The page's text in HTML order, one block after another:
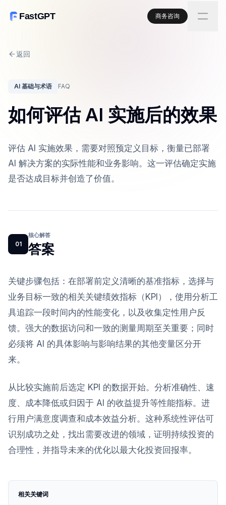
FastGPT 商务咨询
返回
AI 基础与术语 FAQ
如何评估 AI 实施后的效果
评估 AI 实施效果，需要对照预定义目标，衡量已部署
AI 解决方案的实际性能和业务影响。这一评估确定实施
是否达成目标并创造了价值。
01
核心解答
答案
关键步骤包括：在部署前定义清晰的基准指标，选择与
业务目标一致的相关关键绩效指标（KPI），使用分析工
具追踪一段时间内的性能变化，以及收集定性用户反
馈。强大的数据访问和一致的测量周期至关重要；同时
必须将 AI 的具体影响与影响结果的其他变量区分开
来。
从比较实施前后选定 KPI 的数据开始。分析准确性、速
度、成本降低或归因于 AI 的收益提升等性能指标。进
行用户满意度调查和成本效益分析。这种系统性评估可
识别成功之处，找出需要改进的领域，证明持续投资的
合理性，并指导未来的优化以最大化投资回报率。
相关关键词